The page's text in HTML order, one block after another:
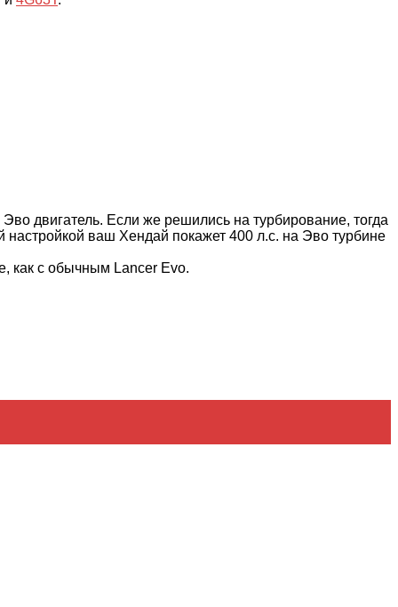
двигатель. Если же решились на турбирование, тогда
ваш Хендай покажет 400 л.с. на Эво турбине
как с обычным Lancer Evo.